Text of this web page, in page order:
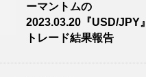
ーマントムの
2023.03.20『USD/JPY』
トレード結果報告